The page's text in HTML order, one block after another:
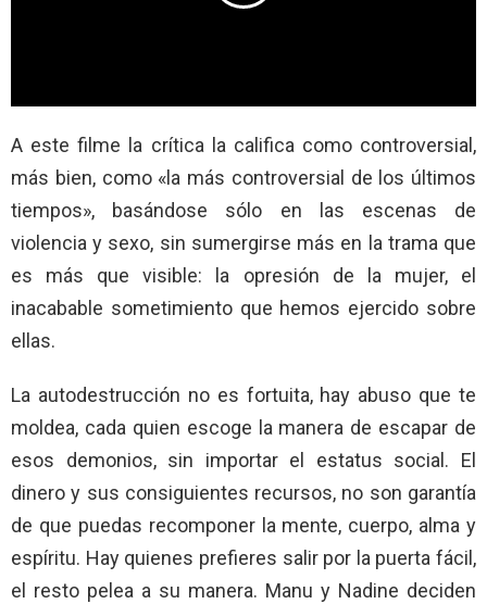
A este filme la crítica la califica como controversial,
más bien, como «la más controversial de los últimos
tiempos», basándose sólo en las escenas de
violencia y sexo, sin sumergirse más en la trama que
es más que visible: la opresión de la mujer, el
inacabable sometimiento que hemos ejercido sobre
ellas.
La autodestrucción no es fortuita, hay abuso que te
moldea, cada quien escoge la manera de escapar de
esos demonios, sin importar el estatus social. El
dinero y sus consiguientes recursos, no son garantía
de que puedas recomponer la mente, cuerpo, alma y
espíritu. Hay quienes prefieres salir por la puerta fácil,
el resto pelea a su manera. Manu y Nadine deciden